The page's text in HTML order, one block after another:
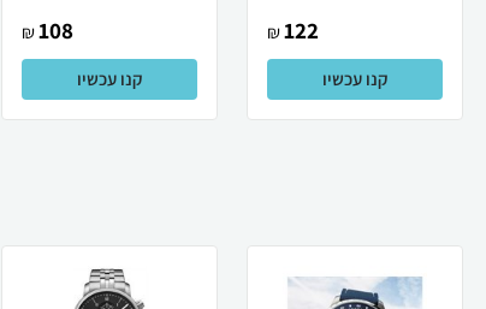
122
₪
קנו עכשיו
108
₪
קנו עכשיו